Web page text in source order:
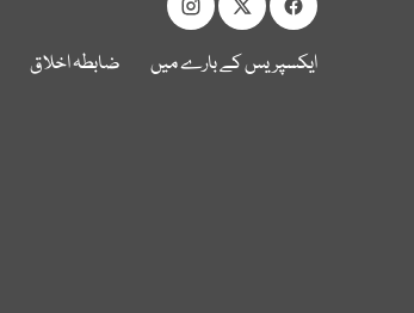
ایکسپریس کے بارے میں ضابطہ اخلاق